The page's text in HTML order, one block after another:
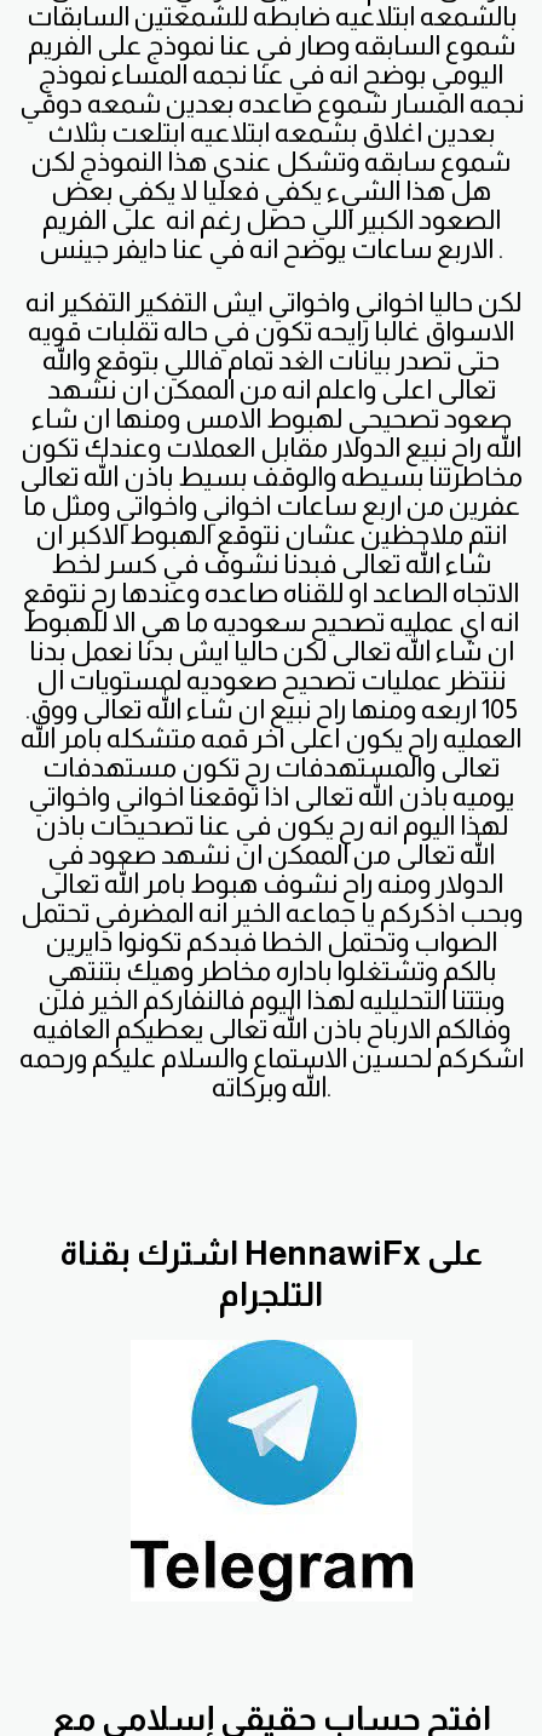
بالشمعه ابتلاعيه ضابطه للشمعتين السابقات
شموع السابقه وصار في عنا نموذج على الفريم
اليومي بوضح انه في عنا نجمه المساء نموذج
نجمه المسار شموع صاعده بعدين شمعه دوقي
بعدين اغلاق بشمعه ابتلاعيه ابتلعت بثلاث
شموع سابقه وتشكل عندي هذا النموذج لكن
هل هذا الشيء يكفي فعليا لا يكفي بعض
الصعود الكبير اللي حصل رغم انه على الفريم
الاربع ساعات يوضح انه في عنا دايفر جينس .
الاسواق غالبا رايحه تكون في حاله تقلبات قويه
حتى تصدر بيانات الغد تمام فاللي بتوقع والله
تعالى اعلى واعلم انه من الممكن ان نشهد
صعود تصحيحي لهبوط الامس ومنها ان شاء
الله راح نبيع الدولار مقابل العملات وعندك تكون
مخاطرتنا بسيطه والوقف بسيط باذن الله تعالى
عفرين من اربع ساعات اخواني واخواتي ومثل ما
انتم ملاحظين عشان نتوقع الهبوط الاكبر ان
شاء الله تعالى فبدنا نشوف في كسر لخط
الاتجاه الصاعد او للقناه صاعده وعندها رح نتوقع
انه اي عمليه تصحيح سعوديه ما هي الا للهبوط
ان شاء الله تعالى لكن حاليا ايش بدنا نعمل بدنا
ننتظر عمليات تصحيح صعوديه لمستويات ال
105 اربعه ومنها راح نبيع ان شاء الله تعالى ووق.
العمليه راح يكون اعلى اخر قمه متشكله بامر الله
تعالى والمستهدفات رح تكون مستهدفات
يوميه باذن الله تعالى اذا توقعنا اخواني واخواتي
لهذا اليوم انه رح يكون في عنا تصحيحات باذن
الله تعالى من الممكن ان نشهد صعود في
الدولار ومنه راح نشوف هبوط بامر الله تعالى
وبحب اذكركم يا جماعه الخير انه المضرفي تحتمل
الصواب وتحتمل الخطا فبدكم تكونوا دايرين
بالكم وتشتغلوا باداره مخاطر وهيك بتنتهي
وبتتنا التحليليه لهذا اليوم فالنفاركم الخير فلن
وفالكم الارباح باذن الله تعالى يعطيكم العافيه
اشكركم لحسين الاستماع والسلام عليكم ورحمه
الله وبركاته.
اشترك بقناة HennawiFx على
التلجرام
افتح حساب حقيقي إسلامي مع